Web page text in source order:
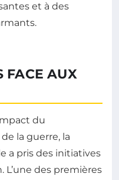
et à des
FACE AUX
du
la guerre, la
a pris des initiatives
L’une des premières